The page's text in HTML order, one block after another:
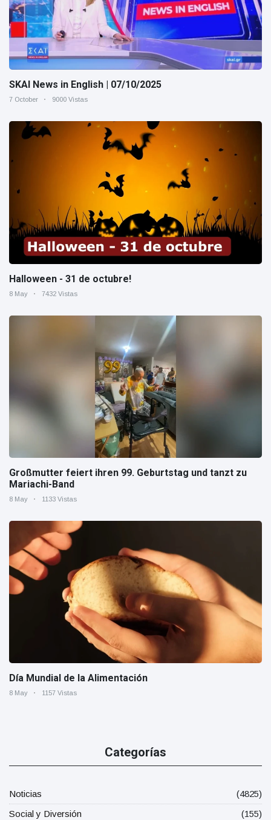
SKAI News in English | 07/10/2025
7 October 9000 Vistas
Halloween - 31 de octubre!
8 May 7432 Vistas
Großmutter feiert ihren 99. Geburtstag und tanzt zu
Mariachi-Band
8 May 1133 Vistas
Día Mundial de la Alimentación
8 May 1157 Vistas
Categorías
Noticias
(4825)
Social y Diversión
(155)